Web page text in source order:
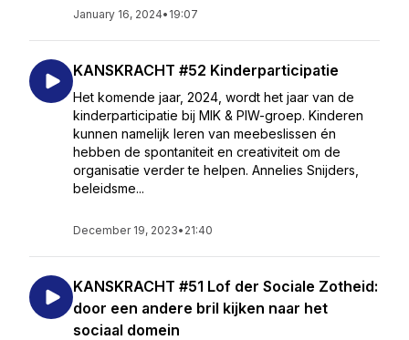
January 16, 2024• 19:07
KANSKRACHT #52 Kinderparticipatie
Het komende jaar, 2024, wordt het jaar van de
kinderparticipatie bij MIK & PIW-groep. Kinderen
kunnen namelijk leren van meebeslissen én
hebben de spontaniteit en creativiteit om de
organisatie verder te helpen. Annelies Snijders,
beleidsme...
December 19, 2023• 21:40
KANSKRACHT #51 Lof der Sociale Zotheid:
door een andere bril kijken naar het
sociaal domein